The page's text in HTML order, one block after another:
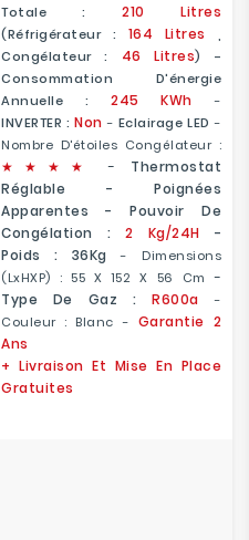
Totale :210 Litres
(Réfrigérateur : 164 Litres
Congélateur :
46 Litres) -
Consommation D'énergie
Annuelle : 245 KWh-
INVERTER :Non- Eclairage LED -
Nombre D'étoiles Congélateur :
★ ★ ★★ -
Thermostat
Réglable - Poignées
Apparentes- Pouvoir De
Congélation :
2 Kg/24H -
Poids : 36Kg
- Dimensions
(LxHXP) : 55 X 152 X 56 Cm -
Type De Gaz :
R600a
-
Couleur : Blanc - Garantie 2
Ans
+ Livraison Et Mise En Place
Gratuites